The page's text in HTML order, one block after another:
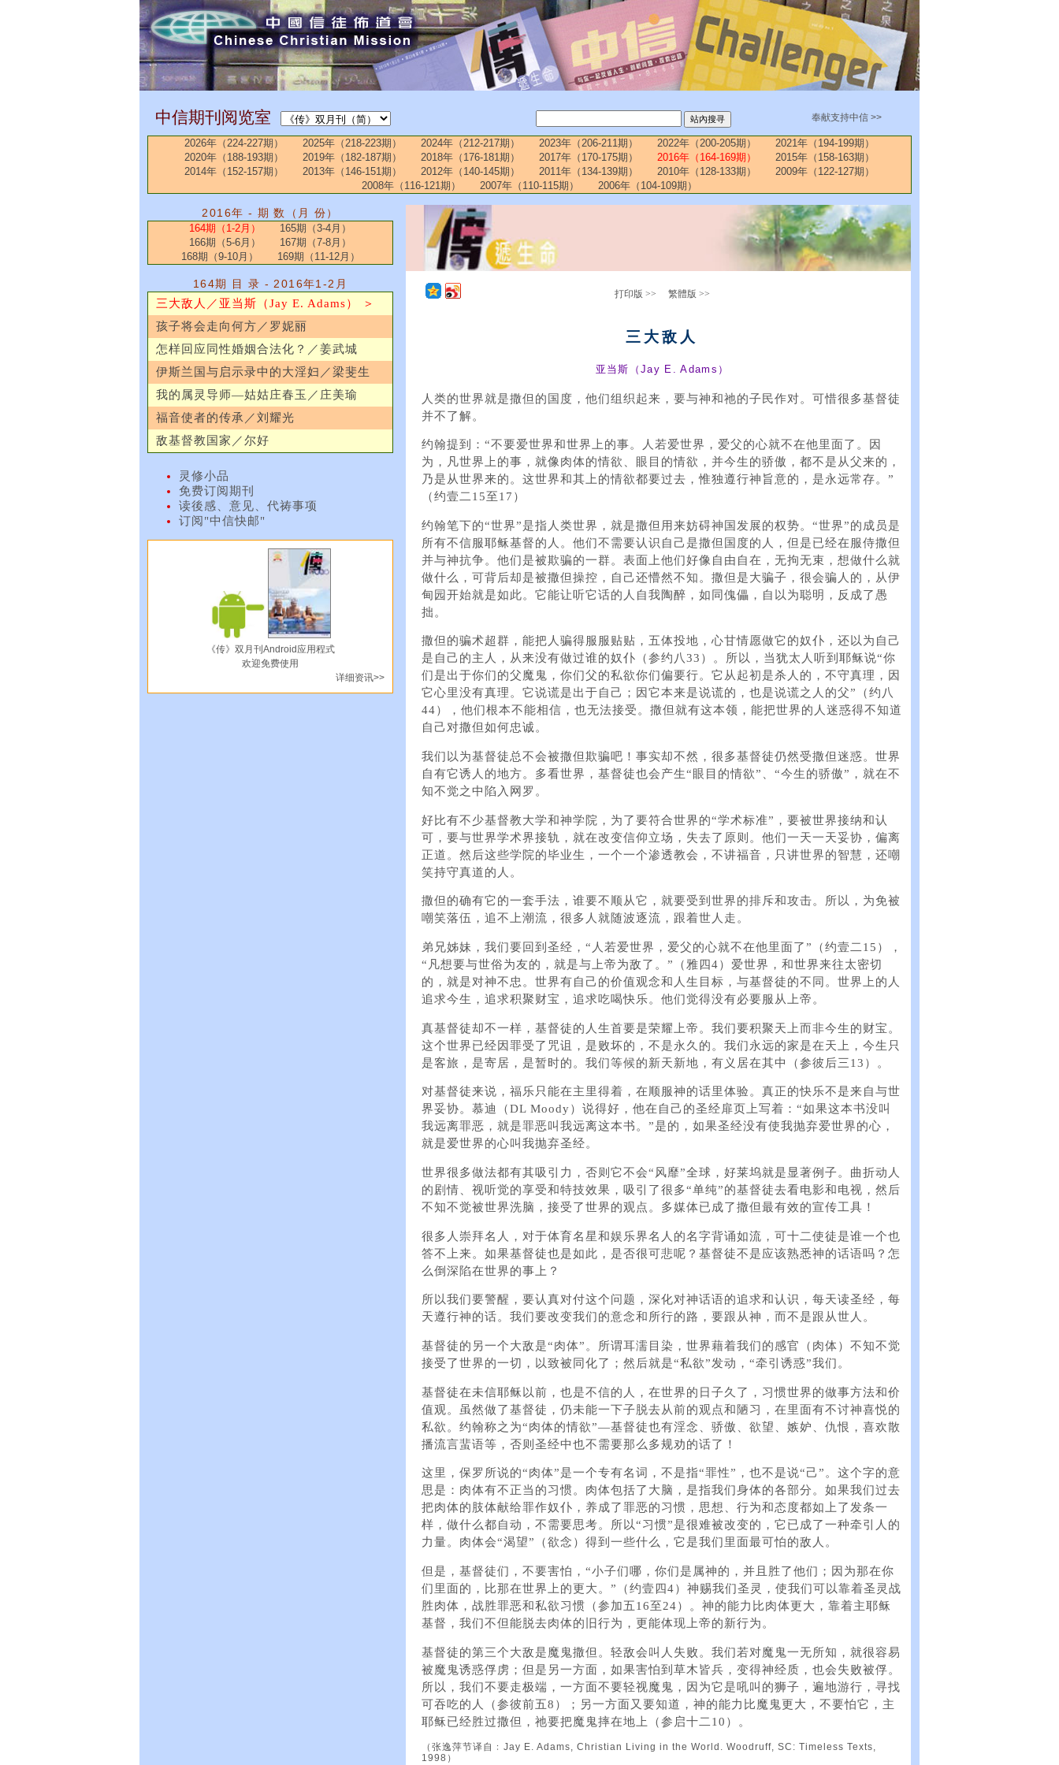
中信期刊阅览室 奉献支持中信 >>
2026年（224-227期） 2025年（218-223期） 2024年（212-217期） 2023年（206-211期） 2022年（200-205期）
2021年（194-199期）
2020年（188-193期）
2019年（182-187期） 2018年（176-181期） 2017年（170-175期） 2016年（164-169期）
2015年（158-163期）
2014年（152-157期）
2013年（146-151期） 2012年（140-145期） 2011年（134-139期） 2010年（128-133期）
2009年（122-127期）
2008年（116-121期）
2007年（110-115期） 2006年（104-109期）
2016年 - 期 数（月 份）
164期（1-2月）
165期（3-4月）
166期（5-6月）
167期（7-8月）
168期（9-10月）
169期（11-12月）
164期 目 录 - 2016年1-2月
三大敌人／亚当斯（Jay E. Adams） ＞
孩子将会走向何方／罗妮丽
怎样回应同性婚姻合法化？／姜武城
伊斯兰国与启示录中的大淫妇／梁斐生
我的属灵导师—姑姑庄春玉／庄美瑜
福音使者的传承／刘耀光
敌基督教国家／尔好
灵修小品
免费订阅期刊
读後感、意见、代祷事项
订阅"中信快邮"
《传》双月刊Android应用程式
欢迎免费使用
详细资讯>>
打印版 >> 繁體版 >>
三大敌人
亚当斯（Jay E. Adams）
人类的世界就是撒但的国度，他们组织起来，要与神和祂的子民作对。可惜很多基督徒
并不了解。
约翰提到：“不要爱世界和世界上的事。人若爱世界，爱父的心就不在他里面了。因
为，凡世界上的事，就像肉体的情欲、眼目的情欲，并今生的骄傲，都不是从父来的，
乃是从世界来的。这世界和其上的情欲都要过去，惟独遵行神旨意的，是永远常存。”
（约壹二15至17）
约翰笔下的“世界”是指人类世界，就是撒但用来妨碍神国发展的权势。“世界”的成员是
所有不信服耶稣基督的人。他们不需要认识自己是撒但国度的人，但是已经在服侍撒但
并与神抗争。他们是被欺骗的一群。表面上他们好像自由自在，无拘无束，想做什么就
做什么，可背后却是被撒但操控，自己还懵然不知。撒但是大骗子，很会骗人的，从伊
甸园开始就是如此。它能让听它话的人自我陶醉，如同傀儡，自以为聪明，反成了愚
拙。
撒但的骗术超群，能把人骗得服服贴贴，五体投地，心甘情愿做它的奴仆，还以为自己
是自己的主人，从来没有做过谁的奴仆（参约八33）。所以，当犹太人听到耶稣说“你
们是出于你们的父魔鬼，你们父的私欲你们偏要行。它从起初是杀人的，不守真理，因
它心里没有真理。它说谎是出于自己；因它本来是说谎的，也是说谎之人的父”（约八
44），他们根本不能相信，也无法接受。撒但就有这本领，能把世界的人迷惑得不知道
自己对撒但如何忠诚。
我们以为基督徒总不会被撒但欺骗吧！事实却不然，很多基督徒仍然受撒但迷惑。世界
自有它诱人的地方。多看世界，基督徒也会产生“眼目的情欲”、“今生的骄傲”，就在不
知不觉之中陷入网罗。
好比有不少基督教大学和神学院，为了要符合世界的“学术标准”，要被世界接纳和认
可，要与世界学术界接轨，就在改变信仰立场，失去了原则。他们一天一天妥协，偏离
正道。然后这些学院的毕业生，一个一个渗透教会，不讲福音，只讲世界的智慧，还嘲
笑持守真道的人。
撒但的确有它的一套手法，谁要不顺从它，就要受到世界的排斥和攻击。所以，为免被
嘲笑落伍，追不上潮流，很多人就随波逐流，跟着世人走。
弟兄姊妹，我们要回到圣经，“人若爱世界，爱父的心就不在他里面了”（约壹二15），
“凡想要与世俗为友的，就是与上帝为敌了。”（雅四4）爱世界，和世界来往太密切
的，就是对神不忠。世界有自己的价值观念和人生目标，与基督徒的不同。世界上的人
追求今生，追求积聚财宝，追求吃喝快乐。他们觉得没有必要服从上帝。
真基督徒却不一样，基督徒的人生首要是荣耀上帝。我们要积聚天上而非今生的财宝。
这个世界已经因罪受了咒诅，是败坏的，不是永久的。我们永远的家是在天上，今生只
是客旅，是寄居，是暂时的。我们等候的新天新地，有义居在其中（参彼后三13）。
对基督徒来说，福乐只能在主里得着，在顺服神的话里体验。真正的快乐不是来自与世
界妥协。慕迪（DL Moody）说得好，他在自己的圣经扉页上写着：“如果这本书没叫
我远离罪恶，就是罪恶叫我远离这本书。”是的，如果圣经没有使我抛弃爱世界的心，
就是爱世界的心叫我抛弃圣经。
世界很多做法都有其吸引力，否则它不会“风靡”全球，好莱坞就是显著例子。曲折动人
的剧情、视听觉的享受和特技效果，吸引了很多“单纯”的基督徒去看电影和电视，然后
不知不觉被世界洗脑，接受了世界的观点。多媒体已成了撒但最有效的宣传工具！
很多人崇拜名人，对于体育名星和娱乐界名人的名字背诵如流，可十二使徒是谁一个也
答不上来。如果基督徒也是如此，是否很可悲呢？基督徒不是应该熟悉神的话语吗？怎
么倒深陷在世界的事上？
所以我们要警醒，要认真对付这个问题，深化对神话语的追求和认识，每天读圣经，每
天遵行神的话。我们要改变我们的意念和所行的路，要跟从神，而不是跟从世人。
基督徒的另一个大敌是“肉体”。所谓耳濡目染，世界藉着我们的感官（肉体）不知不觉
接受了世界的一切，以致被同化了；然后就是“私欲”发动，“牵引诱惑”我们。
基督徒在未信耶稣以前，也是不信的人，在世界的日子久了，习惯世界的做事方法和价
值观。虽然做了基督徒，仍未能一下子脱去从前的观点和陋习，在里面有不讨神喜悦的
私欲。约翰称之为“肉体的情欲”—基督徒也有淫念、骄傲、欲望、嫉妒、仇恨，喜欢散
播流言蜚语等，否则圣经中也不需要那么多规劝的话了！
这里，保罗所说的“肉体”是一个专有名词，不是指“罪性”，也不是说“己”。这个字的意
思是：肉体有不正当的习惯。肉体包括了大脑，是指我们身体的各部分。如果我们过去
把肉体的肢体献给罪作奴仆，养成了罪恶的习惯，思想、行为和态度都如上了发条一
样，做什么都自动，不需要思考。所以“习惯”是很难被改变的，它已成了一种牵引人的
力量。肉体会“渴望”（欲念）得到一些什么，它是我们里面最可怕的敌人。
但是，基督徒们，不要害怕，“小子们哪，你们是属神的，并且胜了他们；因为那在你
们里面的，比那在世界上的更大。”（约壹四4）神赐我们圣灵，使我们可以靠着圣灵战
胜肉体，战胜罪恶和私欲习惯（参加五16至24）。神的能力比肉体更大，靠着主耶稣
基督，我们不但能脱去肉体的旧行为，更能体现上帝的新行为。
基督徒的第三个大敌是魔鬼撒但。轻敌会叫人失败。我们若对魔鬼一无所知，就很容易
被魔鬼诱惑俘虏；但是另一方面，如果害怕到草木皆兵，变得神经质，也会失败被俘。
所以，我们不要走极端，一方面不要轻视魔鬼，因为它是吼叫的狮子，遍地游行，寻找
可吞吃的人（参彼前五8）；另一方面又要知道，神的能力比魔鬼更大，不要怕它，主
耶稣已经胜过撒但，祂要把魔鬼摔在地上（参启十二10）。
（张逸萍节译自﹕Jay E. Adams, Christian Living in the World. Woodruff, SC: Timeless Texts,
1998）